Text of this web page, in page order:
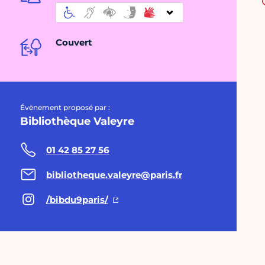
Couvert
Évènement proposé par :
Bibliothèque Valeyre
01 42 85 27 56
bibliotheque.valeyre@paris.fr
/bibdu9paris/